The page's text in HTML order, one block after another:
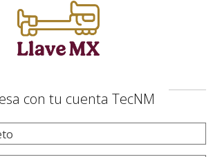
con tu cuenta TecNM